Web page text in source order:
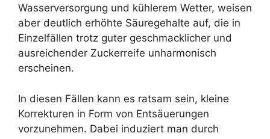
Wasserversorgung und kühlerem Wetter, weisen
aber deutlich erhöhte Säuregehalte auf, die in
Einzelfällen trotz guter geschmacklicher und
ausreichender Zuckerreife unharmonisch
erscheinen.
In diesen Fällen kann es ratsam sein, kleine
Korrekturen in Form von Entsäuerungen
vorzunehmen. Dabei induziert man durch